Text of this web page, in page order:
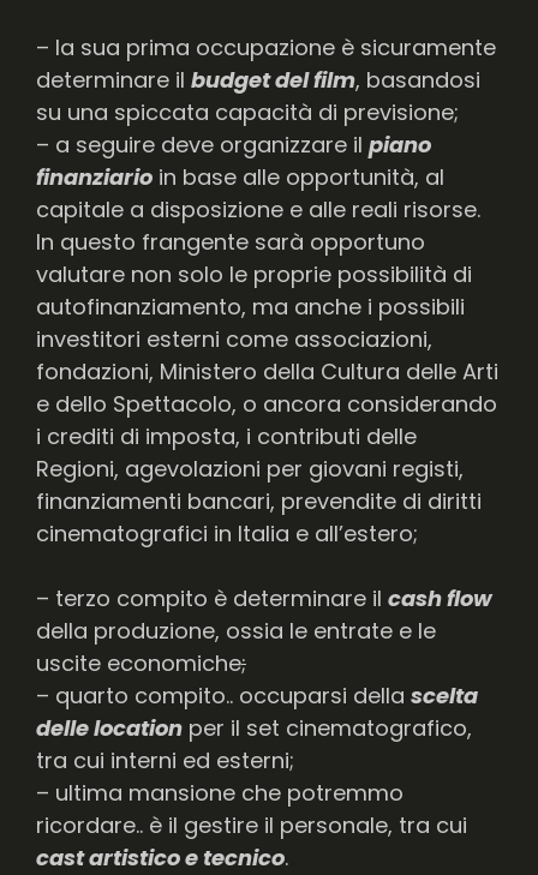
– la sua prima occupazione è sicuramente
determinare il budget del film, basandosi
su una spiccata capacità di previsione;
– a seguire deve organizzare il piano
finanziario in base alle opportunità, al
capitale a disposizione e alle reali risorse.
In questo frangente sarà opportuno
valutare non solo le proprie possibilità di
autofinanziamento, ma anche i possibili
investitori esterni come associazioni,
fondazioni, Ministero della Cultura delle Arti
e dello Spettacolo, o ancora considerando
i crediti di imposta, i contributi delle
Regioni, agevolazioni per giovani registi,
finanziamenti bancari, prevendite di diritti
cinematografici in Italia e all’estero;
– terzo compito è determinare il cash flow
della produzione, ossia le entrate e le
uscite economiche;
– quarto compito.. occuparsi della scelta
delle location per il set cinematografico,
tra cui interni ed esterni;
– ultima mansione che potremmo
ricordare.. è il gestire il personale, tra cui
cast artistico e tecnico.